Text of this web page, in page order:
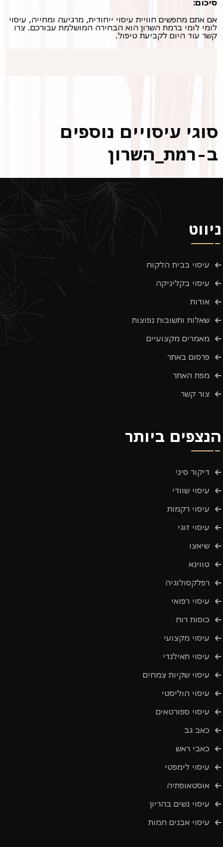
סיכום:
קשר עוד היום לקביעת טיפול.
סוגי עיסויים נוספים
ב-רמת_השרון
ניווט
עיסוי בבית הלקוח
עיסוי בקליניקה
אודות
שאלות ותשובות נפוצות
מאמרים מקצועיים
פרסום באתר
מפת האתר
צור קשר
הנצפים ביותר
דיקור סיני
עיסוי שוודי
עיסוי רקמות
עיסוי זוגי
שיאצו
טווינא
רפלקסולוגיה
עיסוי רפואי
כוסות רוח
עיסוי מקצועי
עיסוי תאילנדי
עיסוי שקיות צמחים
עיסוי הוליסטי
עיסוי ספורטאים
כאב גב
כאבי ראש
עיסוי לימפטי
אוסטאופתיה
עיסוי נשים בהריון
עיסוי אבנים חמות